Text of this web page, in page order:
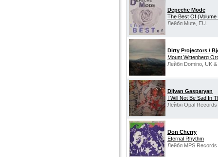
Depeche Mode
The Best Of (Volume
Лейбл Mute, EU.
Dirty Projectors /
Mount Wittenberg
Лейбл Domino, UK &
Djivan Gasparyan
I Will Not Be Sad In
Лейбл Opal
Don Cherry
Eternal Rhythm
Лейбл MPS